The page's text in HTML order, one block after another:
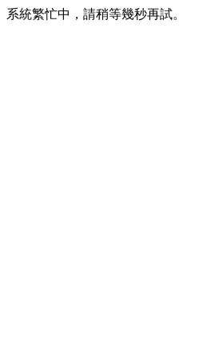
系統繁忙中，請稍等幾秒再試。